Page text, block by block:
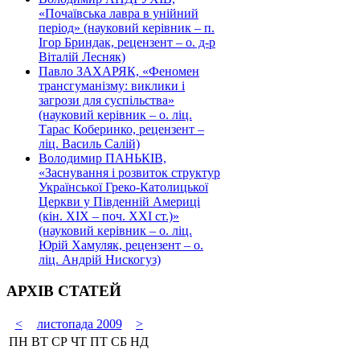
«Почаївська лавра в унійний
період» (науковий керівник – п.
Ігор Бриндак, рецензент – о. д-р
Віталій Лесняк)
Павло ЗАХАРЯК, «Феномен
трансгуманізму: виклики і
загрози для суспільства»
(науковий керівник – о. ліц.
Тарас Коберинко, рецензент –
ліц. Василь Салій)
Володимир ПАНЬКІВ,
«Заснування і розвиток структур
Української Греко-Католицької
Церкви у Південній Америці
(кін. ХІХ – поч. ХХІ ст.)»
(науковий керівник – о. ліц.
Юрій Хамуляк, рецензент – о.
ліц. Андрій Нискогуз)
АРХІВ СТАТЕЙ
< листопада 2009
>
ПН ВТ СР ЧТ ПТ СБ НД